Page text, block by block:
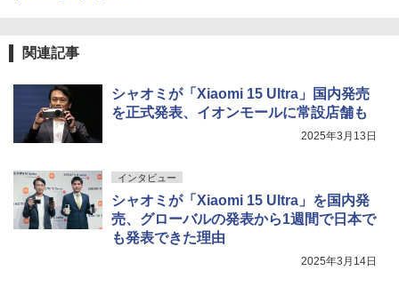
関連記事
シャオミが「Xiaomi 15 Ultra」国内発売
を正式発表、イオンモールに常設店舗も
2025年3月13日
インタビュー
シャオミが「Xiaomi 15 Ultra」を国内発
売、グローバルの発表から1週間で日本で
も発表できた理由
2025年3月14日